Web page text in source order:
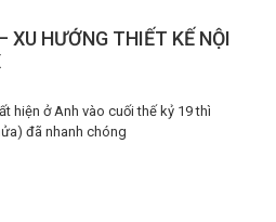
XU HƯỚNG THIẾT KẾ NỘI
hiện ở Anh vào cuối thế kỷ 19 thì
đã nhanh chóng